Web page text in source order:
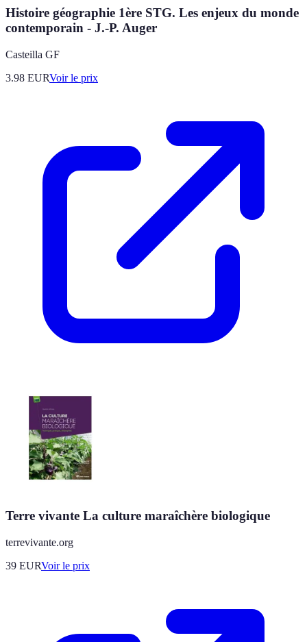
Histoire géographie 1ère STG. Les enjeux du monde
contemporain - J.-P. Auger
Casteilla GF
3.98 EURVoir le prix
Terre vivante La culture maraîchère biologique
terrevivante.org
39 EURVoir le prix